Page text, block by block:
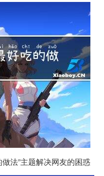
法”主题解决网友的困惑